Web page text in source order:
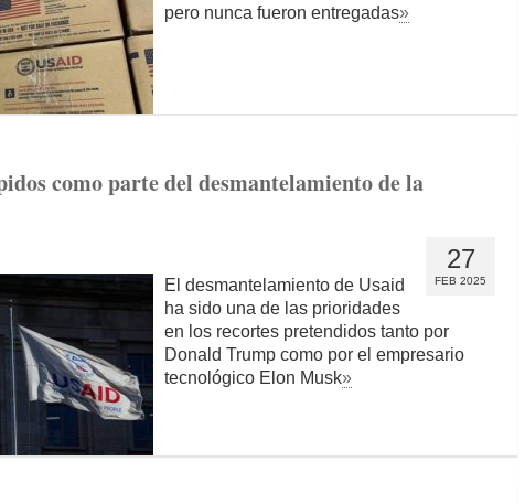
pero nunca fueron entregadas»
como parte del desmantelamiento de la
27
FEB 2025
El desmantelamiento de Usaid
ha sido una de las prioridades
en los recortes pretendidos tanto por
Donald Trump como por el empresario
tecnológico Elon Musk»